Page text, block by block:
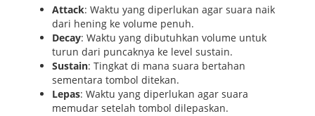
Attack: Waktu yang diperlukan agar suara naik
dari hening ke volume penuh.
Decay: Waktu yang dibutuhkan volume untuk
turun dari puncaknya ke level sustain.
Sustain: Tingkat di mana suara bertahan
sementara tombol ditekan.
Lepas: Waktu yang diperlukan agar suara
memudar setelah tombol dilepaskan.